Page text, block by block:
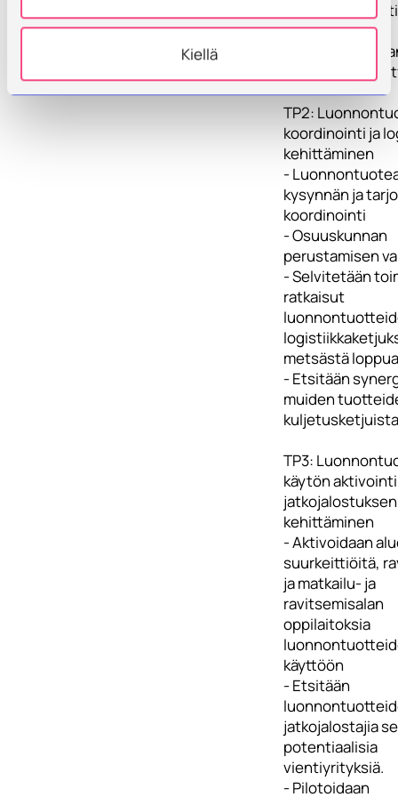
Kiellä
- Aloitetaan
TP2:
koordinointi ja
kehittäminen
-
kysynnän ja
koordinointi
- Osuuskunnan
perustamisen
- Selvitetään
ratkaisut
metsästä
- Etsitään
muiden
kuljetusketjuista
TP3:
käytön
jatkojalostuksen
kehittäminen
- Aktivoidaan
suurkeittiöitä,
ja matkailu- ja
ravitsemisalan
oppilaitoksia
käyttöön
- Etsitään
jatkojalostajia
potentiaalisia
vientiyrityksiä.
- Pilotoidaan